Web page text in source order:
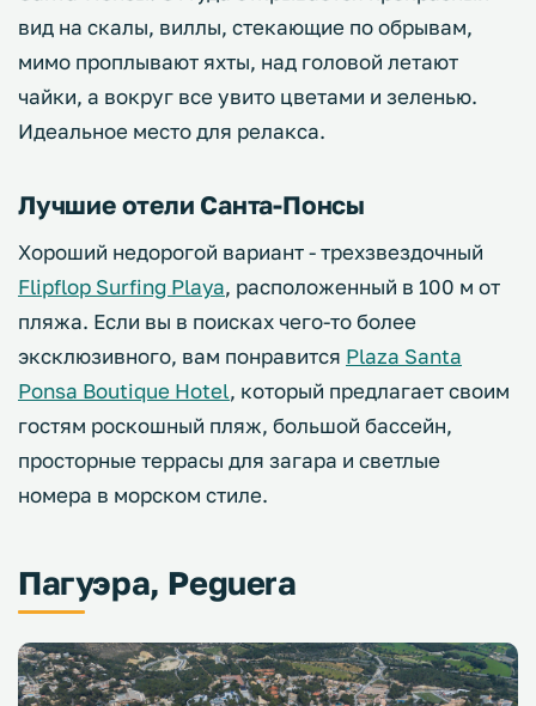
вид на скалы, виллы, стекающие по обрывам,
мимо проплывают яхты, над головой летают
чайки, а вокруг все увито цветами и зеленью.
Идеальное место для релакса.
Лучшие отели Санта-Понсы
Хороший недорогой вариант - трехзвездочный
Flipflop Surfing Playa, расположенный в 100 м от
пляжа. Если вы в поисках чего-то более
эксклюзивного, вам понравится Plaza Santa
Ponsa Boutique Hotel, который предлагает своим
гостям роскошный пляж, большой бассейн,
просторные террасы для загара и светлые
номера в морском стиле.
Пагуэра, Peguera